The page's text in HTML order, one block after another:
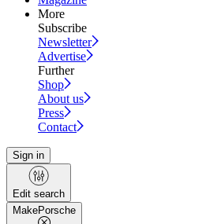
More
Subscribe
Newsletter
Advertise
Further
Shop
About us
Press
Contact
Sign in
Edit search
MakePorsche